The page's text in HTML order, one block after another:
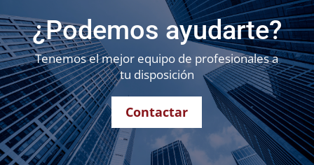
¿Podemos ayudarte?
Tenemos el mejor equipo de profesionales a
tu disposición
Contactar